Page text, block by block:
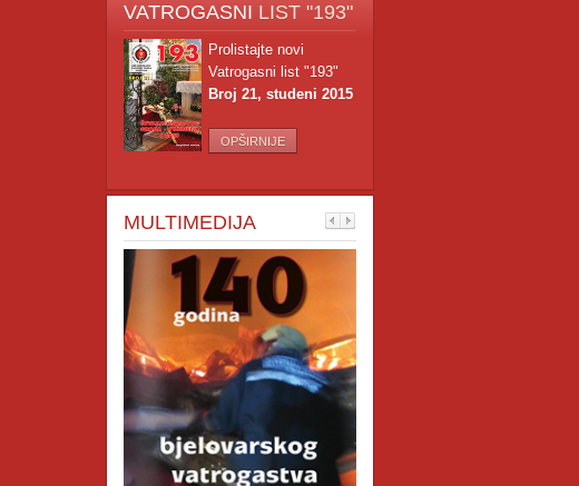
VATROGASNI LIST "193"
Prolistajte novi
Vatrogasni list "193"
Broj 21, studeni 2015
OPŠIRNIJE
MULTIMEDIJA